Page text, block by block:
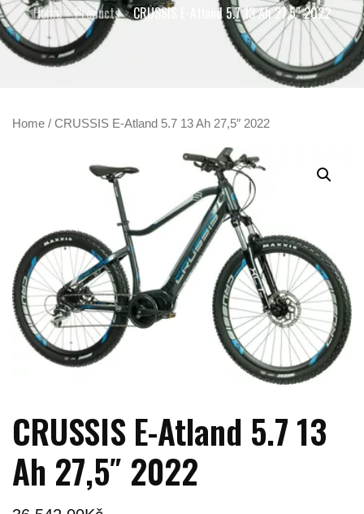
Home Products CRUSSIS E-Atland 5.7 13 Ah 27,5″ 2022
Home / CRUSSIS E-Atland 5.7 13 Ah 27,5″ 2022
CRUSSIS E-Atland 5.7 13
Ah 27,5″ 2022